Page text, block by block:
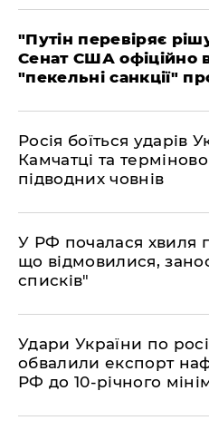
​"Путін перевіряє
Сенат США офіційно
"пекельні санкції"
​Росія боїться ударів
Камчатці та
підводних човнів
​У РФ почалася хвиля
що відмовилися,
списків"
​Удари України по
обвалили експорт
РФ до 10-річного